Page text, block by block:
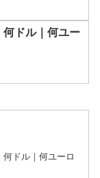
ドル｜何ユー
ドル｜何ユーロ